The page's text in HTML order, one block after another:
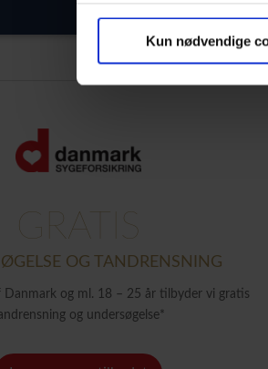
Kun nødvendige
GRATIS
OG TANDRENSNING
Danmark og ml. 18 – 25 år tilbyder vi gratis
og undersøgelse*